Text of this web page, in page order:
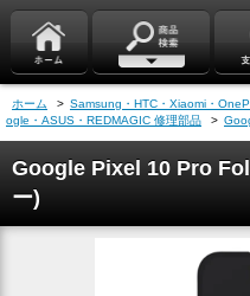
ホーム > Samsung・HTC・Xiaomi・
ogle・ASUS・REDMAGIC 修理部品
>
Google Pixel 10 Pro
ー)